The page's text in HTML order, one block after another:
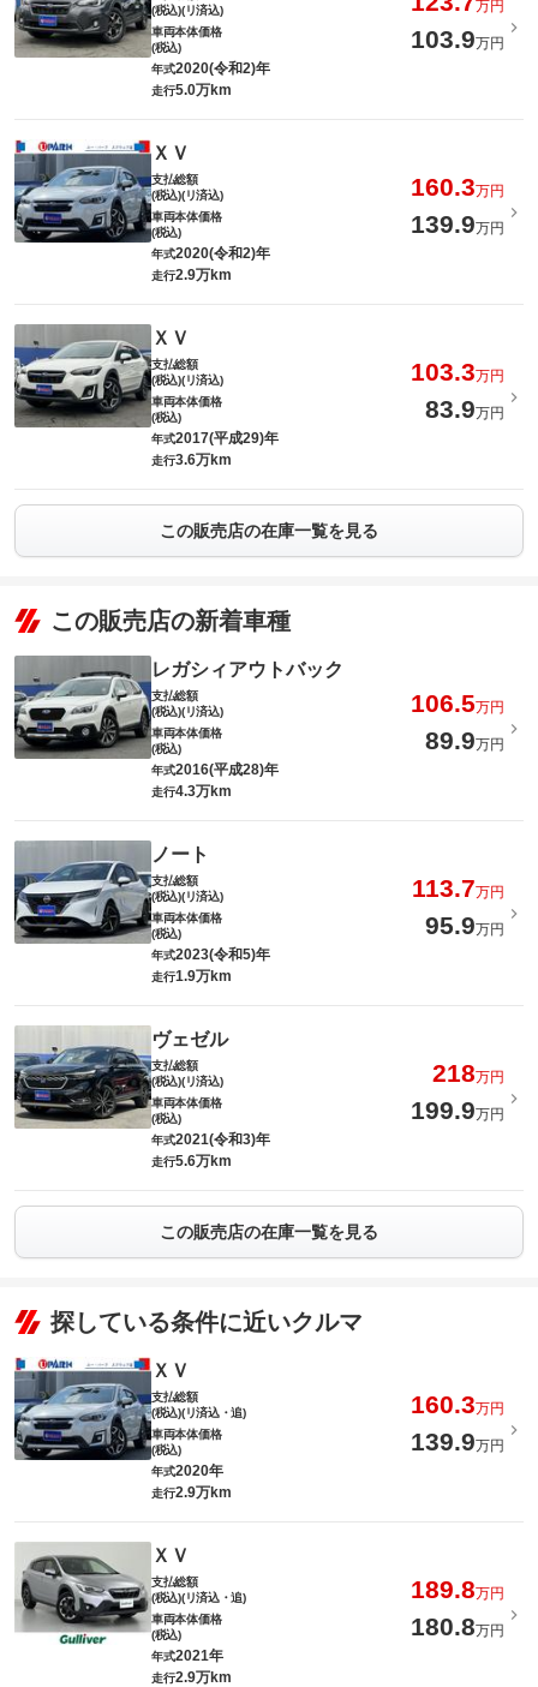
(税込)(リ済込)
万円
車両本体価格
(税込)
103.9万円
年式2020(令和2)年
走行5.0万km
ＸＶ
支払総額
(税込)(リ済込)
160.3万円
車両本体価格
(税込)
139.9万円
年式2020(令和2)年
走行2.9万km
ＸＶ
支払総額
(税込)(リ済込)
103.3万円
車両本体価格
(税込)
83.9万円
年式2017(平成29)年
走行3.6万km
この販売店の在庫一覧を見る
この販売店の新着車種
レガシィアウトバック
支払総額
(税込)(リ済込)
106.5万円
車両本体価格
(税込)
89.9万円
年式2016(平成28)年
走行4.3万km
ノート
支払総額
(税込)(リ済込)
113.7万円
車両本体価格
(税込)
95.9万円
年式2023(令和5)年
走行1.9万km
ヴェゼル
支払総額
(税込)(リ済込)
218万円
車両本体価格
(税込)
199.9万円
年式2021(令和3)年
走行5.6万km
この販売店の在庫一覧を見る
探している条件に近いクルマ
ＸＶ
支払総額
(税込)(リ済込・追)
160.3万円
車両本体価格
(税込)
139.9万円
年式2020年
走行2.9万km
ＸＶ
支払総額
(税込)(リ済込・追)
189.8万円
車両本体価格
(税込)
180.8万円
年式2021年
走行2.9万km